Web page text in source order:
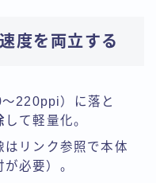
度を両立する
～220ppi）に落と
して軽量化。
はリンク参照で本体
必要）。